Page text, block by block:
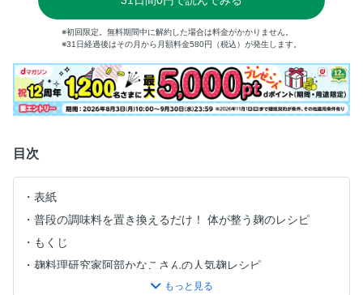
※初回限定。無料期間中に解約した場合は料金がかかりません。
※31日経過後はその月から月額料金580円（税込）が発生します。
目次
表紙
普段の調味料を置き換えるだけ！ 体が整う麹のレシピ
もくじ
麹料理研究家阿部かなこさんの人気麹レシピ
実は簡単！ 麹レシピのいいところ